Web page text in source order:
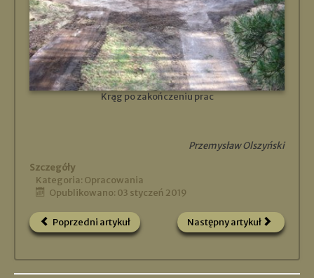
Krąg po zakończeniu prac
Przemysław Olszyński
Szczegóły
Kategoria: Opracowania
Opublikowano: 03 styczeń 2019
Poprzedni artykuł Następny artykuł